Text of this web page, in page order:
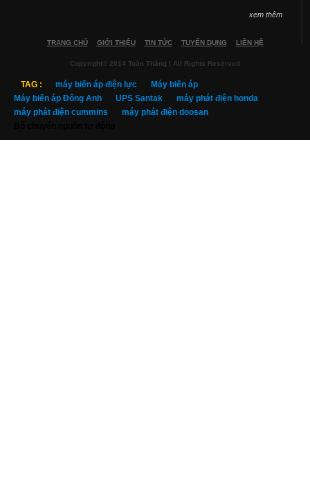
xem thêm
TRANG CHỦ GIỚI THIỆU TIN TỨC TUYỂN DỤNG LIÊN HỆ
Copyright© 2014 Toàn Thắng | All Rights Reserved
TAG : máy biến áp điện lực
Máy biến áp
Máy biến áp Đông Anh
UPS Santak
máy phát điện honda
máy phát điện cummins
máy phát điện doosan